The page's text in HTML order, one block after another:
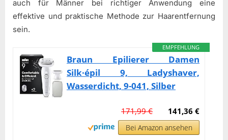
auch für Männer bei richtiger Anwendung eine
effektive und praktische Methode zur Haarentfernung
sein.
EMPFEHLUNG
Braun Epilierer Damen
Silk·épil 9, Ladyshaver,
Wasserdicht, 9-041, Silber
141,36 €
171,99 €
Bei Amazon ansehen